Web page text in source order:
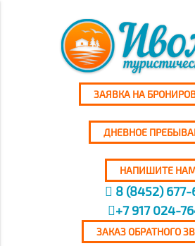
ЗАЯВКА НА
ДНЕВНОЕ
НАПИШИТЕ
8 (8452) 677-
+7 917 024-
ЗАКАЗ ОБРАТНОГО